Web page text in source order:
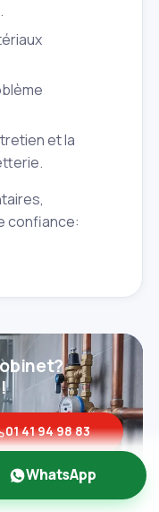
et la
confiance:
01 41 94 98 83
WhatsApp